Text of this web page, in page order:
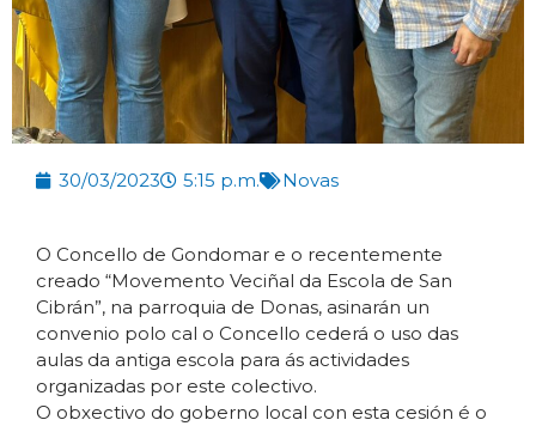
30/03/2023 5:15 p.m. Novas
O Concello de Gondomar e o recentemente
creado “Movemento Veciñal da Escola de San
Cibrán”, na parroquia de Donas, asinarán un
convenio polo cal o Concello cederá o uso das
aulas da antiga escola para ás actividades
organizadas por este colectivo.
O obxectivo do goberno local con esta cesión é o